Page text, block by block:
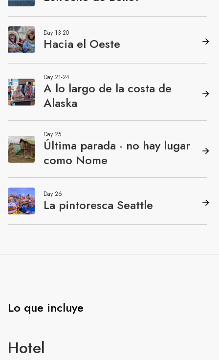
Lo que incluye
Hotel